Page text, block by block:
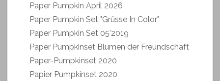
Paper Pumpkin April 2026
Paper Pumpkin Set "Grüsse In Color"
Paper Pumpkin Set 05'2019
Paper Pumpkinset Blumen der Freundschaft
Paper-Pumpkinset 2020
Papier Pumpkinset 2020